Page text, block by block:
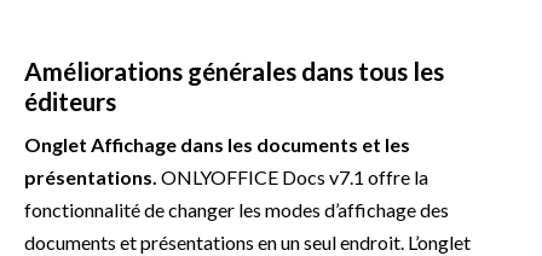
Améliorations générales dans tous les
éditeurs
Onglet Affichage dans les documents et les
présentations. ONLYOFFICE Docs v7.1 offre la
fonctionnalité de changer les modes d’affichage des
documents et présentations en un seul endroit. L’onglet